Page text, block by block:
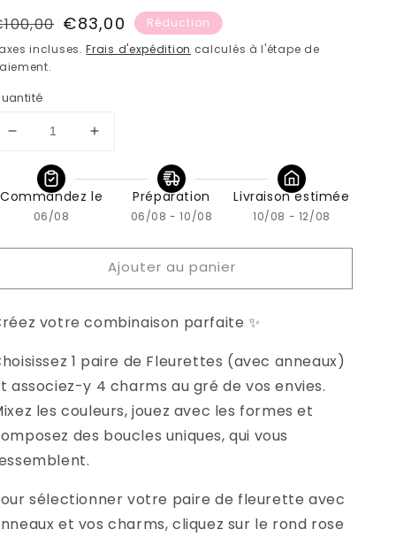
Prix
soldé
€83,00
Réduction
incluses.Frais d'expédition calculés à l'étape de
Réduire
quantité
de
PACK
paire
4
au
Augmenter
quantité
de
PACK
paire
4
au
Commandez le
06/08
Préparation
06/08 - 10/08
Livraison estimée
10/08 - 12/08
Ajouter au panier
votre combinaison parfaite ✨
1 paire de Fleurettes (avec anneaux)
associez-y 4 charms au gré de vos envies.
les couleurs, jouez avec les formes et
des boucles uniques, qui vous
sélectionner votre paire de fleurette avec
et vos charms, cliquez sur le rond rose